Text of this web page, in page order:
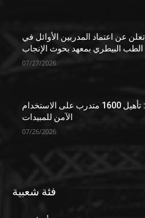
عن اعتماد المدربين الأوائل في
الطب البيطري بمعهد بحوث الإنجاب
07/27/2026
الزراعة: تأهيل 1600 متدرب على الاستخدام
الآمن للمبيدات
07/26/2026
فئة شعبية